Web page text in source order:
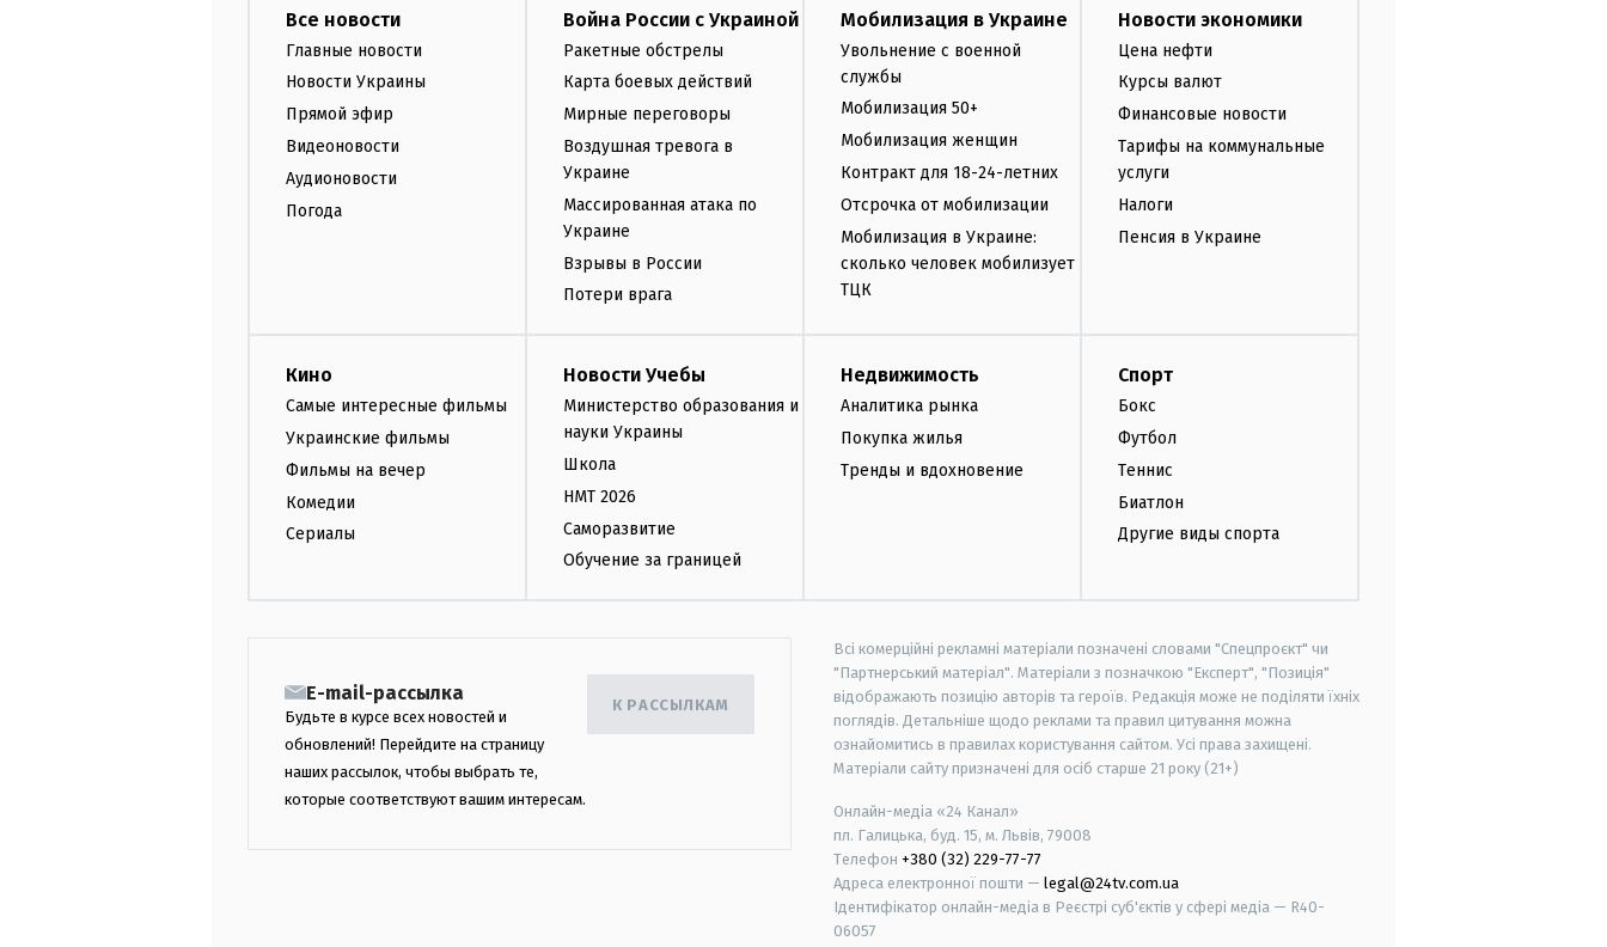
Все новости
Главные новости
Новости Украины
Прямой эфир
Видеоновости
Аудионовости
Погода
Война России с Украиной
Ракетные обстрелы
Карта боевых действий
Мирные переговоры
Воздушная тревога в
Украине
Массированная атака по
Украине
Взрывы в России
Потери врага
Мобилизация в Украине
Увольнение с военной
службы
Мобилизация 50+
Мобилизация женщин
Контракт для 18-24-летних
Отсрочка от мобилизации
Мобилизация в Украине:
сколько человек мобилизует
ТЦК
Новости экономики
Цена нефти
Курсы валют
Финансовые новости
Тарифы на коммунальные
услуги
Налоги
Пенсия в Украине
Кино
Самые интересные фильмы
Украинские фильмы
Фильмы на вечер
Комедии
Сериалы
Новости Учебы
Министерство образования и
науки Украины
Школа
НМТ 2026
Саморазвитие
Обучение за границей
Недвижимость
Аналитика рынка
Покупка жилья
Тренды и вдохновение
Спорт
Бокс
Футбол
Теннис
Биатлон
Другие виды спорта
E-mail-рассылка
Будьте в курсе всех новостей и
обновлений! Перейдите на страницу
наших рассылок, чтобы выбрать те,
которые соответствуют вашим интересам.
К РАССЫЛКАМ
Всі комерційні рекламні матеріали позначені словами "Спецпроєкт" чи
"Партнерський матеріал". Матеріали з позначкою "Експерт", "Позиція"
відображають позицію авторів та героїв. Редакція може не поділяти їхніх
поглядів. Детальніше щодо реклами та правил цитування можна
ознайомитись в правилах користування сайтом. Усі права захищені.
Матеріали сайту призначені для осіб старше 21 року (21+)
Онлайн-медіа «24 Канал»
пл. Галицька, буд. 15, м. Львів, 79008
Телефон +380 (32) 229-77-77
Адреса електронної пошти — legal@24tv.com.ua
Ідентифікатор онлайн-медіа в Реєстрі суб'єктів у сфері медіа — R40-
06057